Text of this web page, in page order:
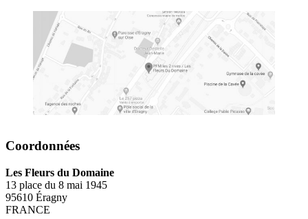
Coordonnées
Les Fleurs du Domaine
13 place du 8 mai 1945
95610 Éragny
FRANCE